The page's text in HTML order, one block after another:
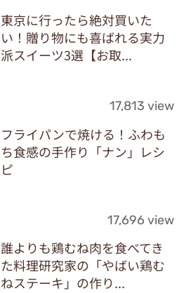
東京に行ったら絶対買いた
い！贈り物にも喜ばれる実力
派スイーツ3選【お取...
17,813 view
フライパンで焼ける！ふわも
ち食感の手作り「ナン」レシ
ピ
17,696 view
誰よりも鶏むね肉を食べてき
た料理研究家の「やばい鶏む
ねステーキ」の作り...